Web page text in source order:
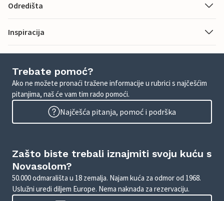
Odredišta
Inspiracija
Trebate pomoć?
Ako ne možete pronaći tražene informacije u rubrici s najčešćim
pitanjima, naš će vam tim rado pomoći.
Najčešća pitanja, pomoć i podrška
Zašto biste trebali iznajmiti svoju kuću s
Novasolom?
50.000 odmarališta u 18 zemalja. Najam kuća za odmor od 1968.
Uslužni uredi diljem Europe. Nema naknada za rezervaciju.